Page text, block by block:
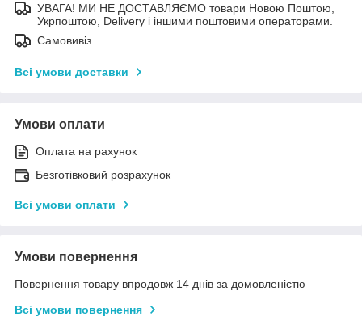
УВАГА! МИ НЕ ДОСТАВЛЯЄМО товари Новою Поштою,
Укрпоштою, Delivery і іншими поштовими операторами.
Самовивіз
Всі умови доставки
Умови оплати
Оплата на рахунок
Безготівковий розрахунок
Всі умови оплати
Умови повернення
Повернення товару впродовж 14 днів за домовленістю
Всі умови повернення